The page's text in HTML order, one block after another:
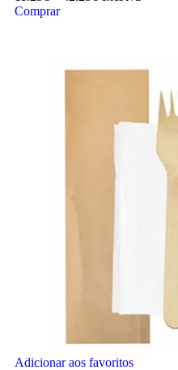
Comprar
Adicionar aos favoritos